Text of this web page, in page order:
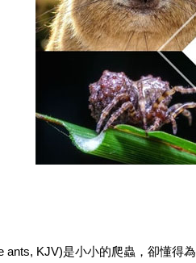
ants, KJV)是小小的爬蟲，卻懂得